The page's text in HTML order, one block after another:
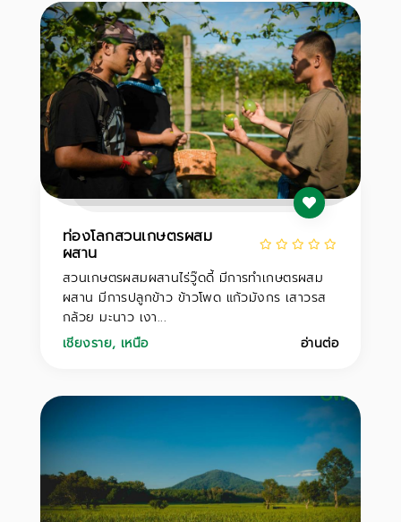
ท่องโลกสวนเกษตรผสม
ผสาน
สวนเกษตรผสมผสานไร่วู๊ดดี้ มีการทำเกษตรผสม
ผสาน มีการปลูกข้าว ข้าวโพด แก้วมังกร เสาวรส
กล้วย มะนาว เงา...
เชียงราย, เหนือ อ่านต่อ